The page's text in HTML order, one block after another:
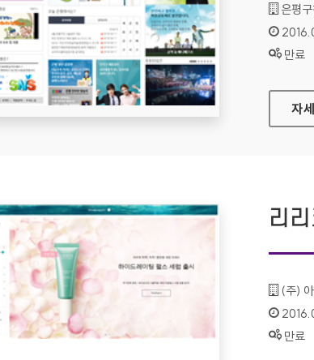
기관
은평
인증
상태 :
만료
은
자
리
기관
(주)
인증
상태 :
만료